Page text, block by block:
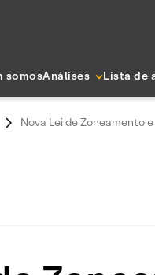
somosAnálises Lista de
Nova Lei de Zoneamento